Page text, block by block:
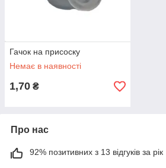
Гачок на присоску
Немає в наявності
1,70 ₴
Про нас
92% позитивних з 13 відгуків за рік